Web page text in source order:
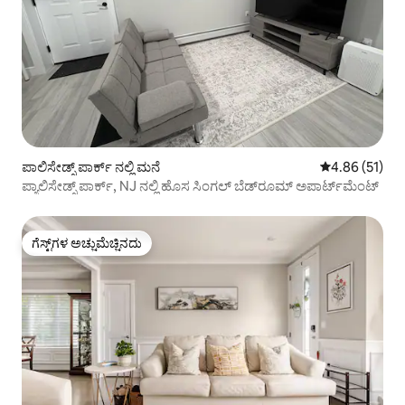
ಪಾಲಿಸೇಡ್ಸ್ ಪಾರ್ಕ್ ನಲ್ಲಿ ಮನೆ 5 ರಲ್ಲಿ 4.86
4.86 (51)
ಪ್ಯಾಲಿಸೇಡ್ಸ್ ಪಾರ್ಕ್, NJ ನಲ್ಲಿ ಹೊಸ ಸಿಂಗಲ್ ಬೆಡ್‌ರೂಮ್ ಅಪಾರ್ಟ್‌ಮೆಂಟ್
ಗೆಸ್ಟ್‌ಗಳ ಅಚ್ಚುಮೆಚ್ಚಿನದು
ಗೆಸ್ಟ್‌ಗಳ ಅಚ್ಚುಮೆಚ್ಚಿನದು